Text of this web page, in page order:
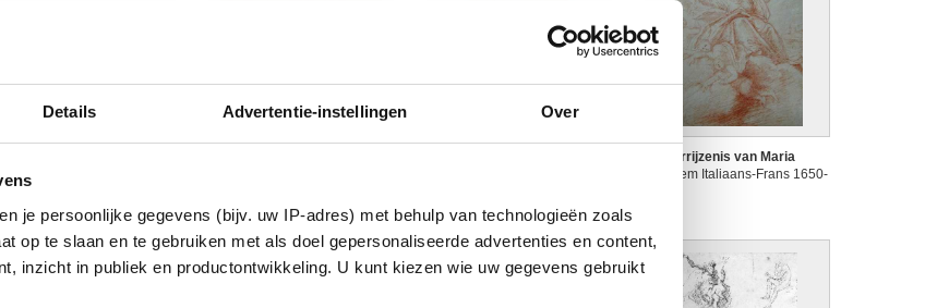
Details Advertentie-instellingen Over
je persoonlijke gegevens (bijv. uw IP-adres) met behulp van technologieën zoals
op te slaan en te gebruiken met als doel gepersonaliseerde advertenties en content,
inzicht in publiek en productontwikkeling. U kunt kiezen wie uw gegevens gebruikt
Kruisweg)
Anoniem
De verrijzenis van Maria
Anoniem Italiaans-Frans 1650-